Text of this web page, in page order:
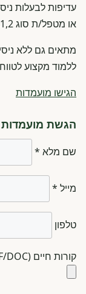
עדיפות לבעלות
או מטפל/ת סוג 1,2.
מתאים גם ללא
ללמוד מקצוע
הגישו מועמדות
הגשת מועמדות
שם מלא *
מייל *
טלפון
קורות חיים (PDF/DOC עד 5MB)